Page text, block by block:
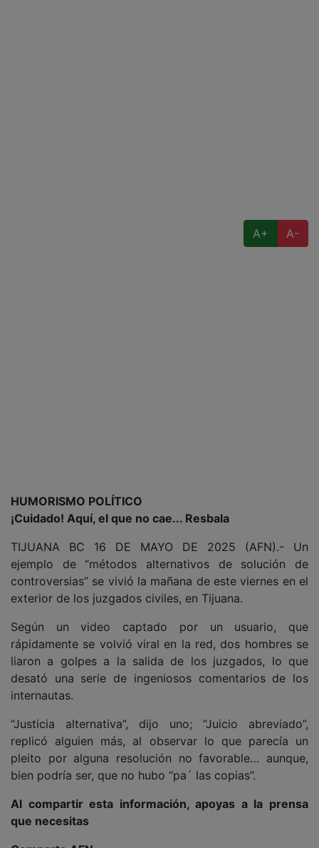
A+ A-
HUMORISMO POLÍTICO
¡Cuidado! Aquí, el que no cae... Resbala
TIJUANA BC 16 DE MAYO DE 2025 (AFN).- Un
ejemplo de “métodos alternativos de solución de
controversias” se vivió la mañana de este viernes en el
exterior de los juzgados civiles, en Tijuana.
Según un video captado por un usuario, que
rápidamente se volvió viral en la red, dos hombres se
liaron a golpes a la salida de los juzgados, lo que
desató una serie de ingeniosos comentarios de los
internautas.
“Justicia alternativa”, dijo uno; “Juicio abreviado”,
replicó alguien más, al observar lo que parecía un
pleito por alguna resolución no favorable… aunque,
bien podría ser, que no hubo “pa´ las copias”.
Al compartir esta información, apoyas a la prensa
que necesitas